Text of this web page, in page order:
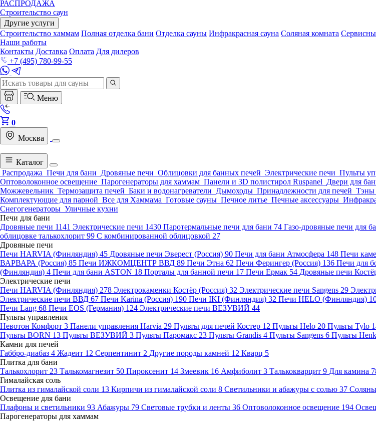
РАСПРОДАЖА
Строительство саун
Другие услуги
Строительство хаммам Полная отделка бани Отделка сауны Инфракрасная сауна Соляная комната
Наши работы
Контакты Доставка Оплата Для дилеров
+7 (495) 780-99-55
Меню
0
Москва
Каталог
Распродажа Печи для бани Дровяные печи Облицовки для банных печей Электрические печи Пульты
Оптоволоконное освещение Парогенераторы для хаммам Панели и 3D полистирол Ruspanel Двери для
Можжевельник Термозащита печей Баки и водонагреватели Дымоходы Принадлежности для печей Тэны
Комплектующие для парной Все для Хаммама Готовые сауны Печное литье Печные аксессуары
Снегогенераторы Уличные кухни
Печи для бани
Дровяные печи 1141 Электрические печи 1430 Паротермальные печи для бани 74 Газо-дровяные печи для
облицовке талькохлорит 99 С комбинированной облицовкой 27
Дровяные печи
Печи HARVIA (Финляндия) 45 Дровяные печи Эверест (Россия) 90 Печи для бани Атмосфера 148 Печи
ВАРВАРА (Россия) 85 Печи ИЖКОМЦЕНТР ВВД 89 Печи Этна 62 Печи Ферингер (Россия) 136 Печи для
(Финляндия) 4 Печи для бани ASTON 18 Порталы для банной печи 17 Печи Ермак 54 Дровяные печи
Электрические печи
Печи HARVIA (Финляндия) 278 Электрокаменки Костёр (Россия) 32 Электрические печи Sangens 29
Электрические печи ВВД 67 Печи Karina (Россия) 190 Печи IKI (Финляндия) 32 Печи HELO (Финляндия)
Печи Lang 68 Печи EOS (Германия) 124 Электрические печи ВЕЗУВИЙ 44
Пульты управления
Невотон Комфорт 3 Панели управления Harvia 29 Пульты для печей Костер 12 Пульты Helo 20 Пульты Tylo
Пульты BORN 13 Пульты ВЕЗУВИЙ 3 Пульты Паромакс 23 Пульты Grandis 4 Пульты Sangens 6 Пульты
Камни для печей
Габбро-диабаз 4 Жадеит 12 Серпентинит 2 Другие породы камней 12 Кварц 5
Плитка для бани
Талькохлорит 23 Талькомагнезит 50 Пироксенит 14 Змеевик 16 Амфиболит 3 Талькокварцит 9 Для камина
Гималайская соль
Плитка из гималайской соли 13 Кирпичи из гималайской соли 8 Светильники и абажуры с солью 37
Освещение для бани
Плафоны и светильники 93 Абажуры 79 Световые трубки и ленты 36 Оптоволоконное освещение 194
Парогенераторы для хаммам